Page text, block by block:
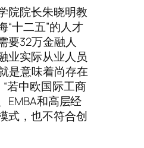
院院长朱晓明教
“十二五”的人才
要32万金融人
业实际从业人员
是意味着尚存在
若中欧国际工商
EMBA和高层经
式，也不符合创